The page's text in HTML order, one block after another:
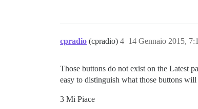
cpradio (cpradio) 14 Gennaio 2015,
4
Those buttons do not exist on the Latest
easy to distinguish what those buttons
3 Mi Piace